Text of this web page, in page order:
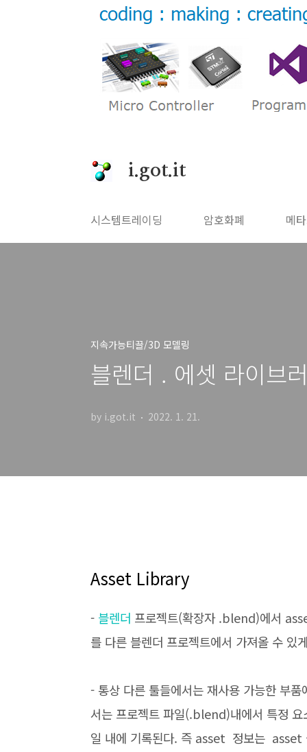
i.got.it
시스템트레이딩 암호화폐 메
지속가능티끌/3D 모델링
블렌더 . 에셋 라이브
by i.got.it 2022. 1. 21.
Asset Library
- 블렌더 프로젝트(확장자 .blend)에서
를 다른 블렌더 프로젝트에서 가져올 수 있
- 통상 다른 툴들에서는 재사용 가능한 부
서는 프로젝트 파일(.blend)내에서 특정
일 내에 기록된다. 즉 asset 정보는 asset